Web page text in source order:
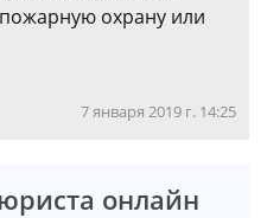
охрану или
7 января 2019 г. 14:25
онлайн